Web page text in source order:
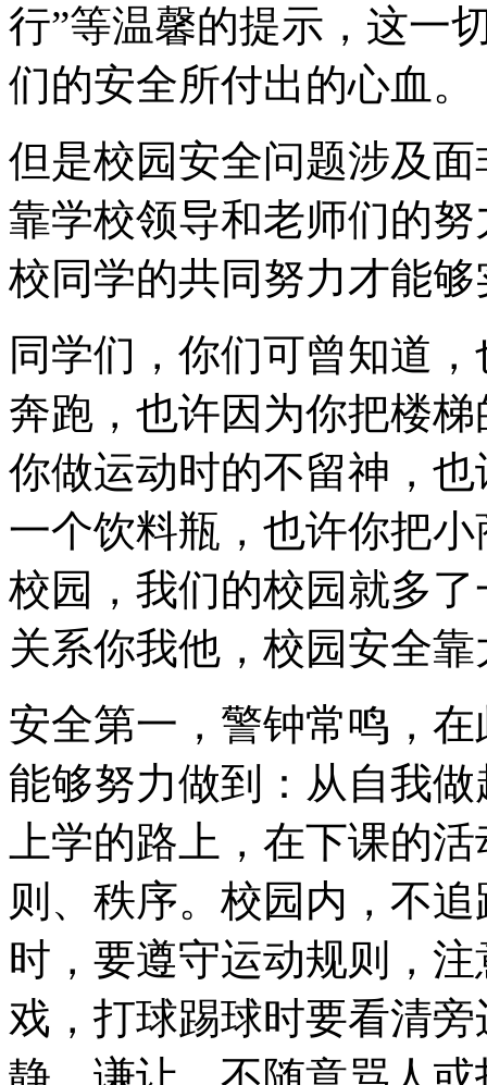
行”等温馨的提示，这一
们的安全所付出的心血。
但是校园安全问题涉及
靠学校领导和老师们的
校同学的共同努力才能够
同学们，你们可曾知道
奔跑，也许因为你把楼
你做运动时的不留神，
一个饮料瓶，也许你把
校园，我们的校园就多
关系你我他，校园安全靠
安全第一，警钟常鸣，
能够努力做到：从自我
上学的路上，在下课的
则、秩序。校园内，不
时，要遵守运动规则，
戏，打球踢球时要看清